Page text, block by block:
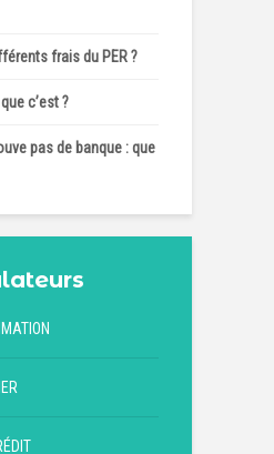
frais du PER ?
c’est ?
pas de banque : que